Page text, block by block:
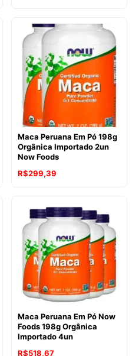
Maca Peruana Em Pó 198g
Orgânica Importado 2un
Now Foods
R$299,39
Maca Peruana Em Pó Now
Foods 198g Orgânica
Importado 4un
R$518,67